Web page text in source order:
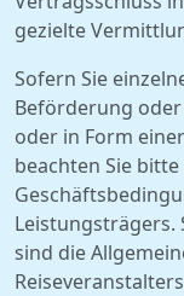
gezielte
Sofern Sie
Beförderung
oder in Form
beachten Sie
Leistungsträgers.
sind die